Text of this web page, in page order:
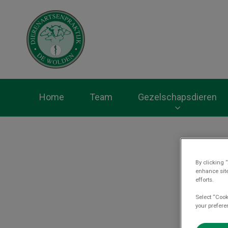
Home Team Gezelschapsdieren
By clicking
enhance
efforts.
Select
your